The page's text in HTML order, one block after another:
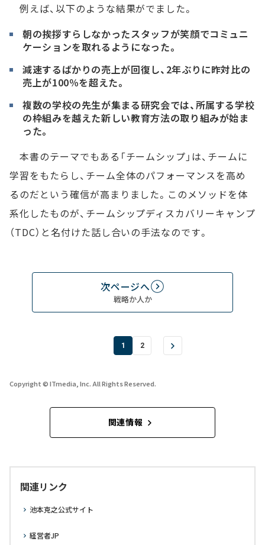
例えば、以下のような結果がでました。
朝の挨拶すらしなかったスタッフが笑顔でコミュニ
ケーションを取れるようになった。
減速するばかりの売上が回復し、2年ぶりに昨対比の
売上が100％を超えた。
複数の学校の先生が集まる研究会では、所属する学校
の枠組みを越えた新しい教育方法の取り組みが始ま
った。
本書のテーマでもある「チームシップ」は、チームに
学習をもたらし、チーム全体のパフォーマンスを高め
るのだという確信が高まりました。このメソッドを体
系化したものが、チームシップディスカバリーキャンプ
（TDC）と名付けた話し合いの手法なのです。
次ページへ
戦略か人か
1 2
Copyright © ITmedia, Inc. All Rights Reserved.
関連情報
関連リンク
池本克之公式サイト
経営者JP